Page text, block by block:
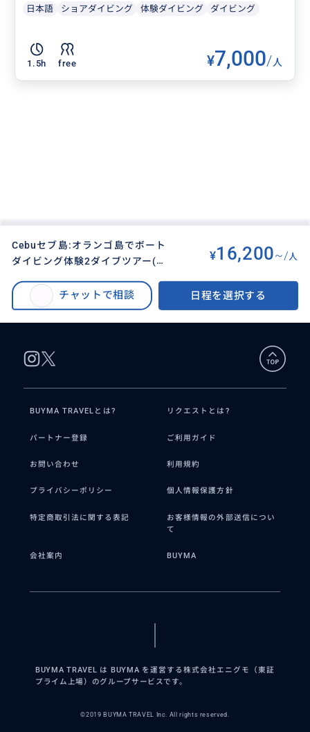
日本語 ショアダイビング 体験ダイビング ダイビング
1.5h free ¥7,000/人
Cebuセブ島:オランゴ島でボート
ダイビング体験2ダイブツアー(ラ
¥16,200~/ 人
チャットで相談 日程を選択する
Cebuセブ島:オランゴ島でボートダイビング体験2ダイブツアー(ライセンス不
BUYMA TRAVELとは? リクエストとは?
パートナー登録 ご利用ガイド
お問い合わせ 利用規約
プライバシーポリシー 個人情報保護方針
特定商取引法に関する表記
お客様情報の外部送信につい
て
会社案内 BUYMA
BUYMA TRAVEL は BUYMA を運営する株式会社エニグモ（東証
プライム上場）のグループサービスです。
©2019 BUYMA TRAVEL Inc. All rights reserved.